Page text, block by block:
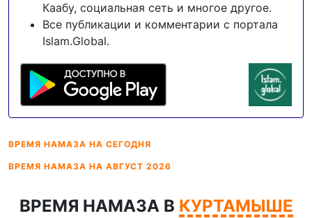
Каабу, социальная сеть и многое другое.
Все публикации и комментарии с портала
Islam.Global.
ВРЕМЯ НАМАЗА НА СЕГОДНЯ
ВРЕМЯ НАМАЗА НА АВГУСТ 2026
ВРЕМЯ НАМАЗА В КУРТАМЫШЕ